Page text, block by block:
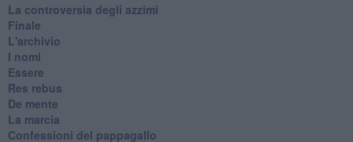
La controversia degli azzimi
Finale
L'archivio
I nomi
Essere
Res rebus
De mente
La marcia
Confessioni del pappagallo